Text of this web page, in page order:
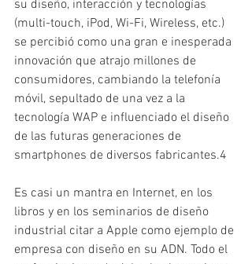
su diseño, interacción y tecnologías
(multi-touch, iPod, Wi-Fi, Wireless, etc.)
se percibió como una gran e inesperada
innovación que atrajo millones de
consumidores, cambiando la telefonía
móvil, sepultado de una vez a la
tecnología WAP e influenciado el diseño
de las futuras generaciones de
smartphones de diversos fabricantes.4
Es casi un mantra en Internet, en los
libros y en los seminarios de diseño
industrial citar a Apple como ejemplo de
empresa con diseño en su ADN. Todo el